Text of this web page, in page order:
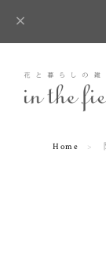
Home